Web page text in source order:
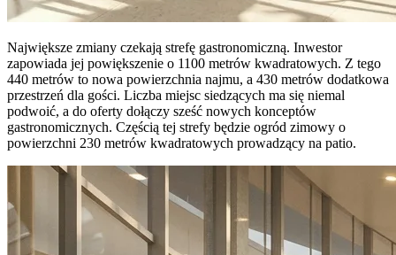
Największe zmiany czekają strefę gastronomiczną. Inwestor
zapowiada jej powiększenie o 1100 metrów kwadratowych. Z tego
440 metrów to nowa powierzchnia najmu, a 430 metrów dodatkowa
przestrzeń dla gości. Liczba miejsc siedzących ma się niemal
podwoić, a do oferty dołączy sześć nowych konceptów
gastronomicznych. Częścią tej strefy będzie ogród zimowy o
powierzchni 230 metrów kwadratowych prowadzący na patio.